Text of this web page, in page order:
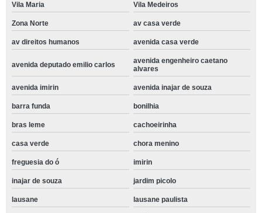
Vila Maria Vila Medeiros
Zona Norte av casa verde
av direitos humanos avenida casa verde
avenida deputado emilio carlos
avenida engenheiro caetano
alvares
avenida imirin avenida inajar de souza
barra funda bonilhia
bras leme cachoeirinha
casa verde chora menino
freguesia do ó imirin
inajar de souza jardim picolo
lausane lausane paulista